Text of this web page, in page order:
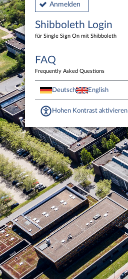
Anmelden
Shibboleth Login
für Single Sign On mit Shibboleth
FAQ
Frequently Asked Questions
Deutsch English
Hohen Kontrast aktivieren